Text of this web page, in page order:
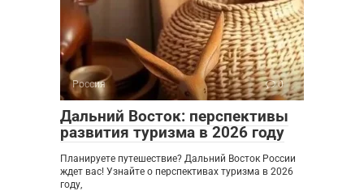
Россия 0
Дальний Восток: перспективы
развития туризма в 2026 году
Планируете путешествие? Дальний Восток России
ждет вас! Узнайте о перспективах туризма в 2026
году,